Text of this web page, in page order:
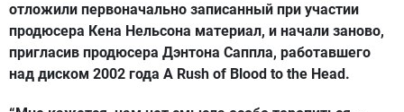
отложили первоначально записанный при участии
продюсера Кена Нельсона материал, и начали заново,
пригласив продюсера Дэнтона Саппла, работавшего
над диском 2002 года A Rush of Blood to the Head.